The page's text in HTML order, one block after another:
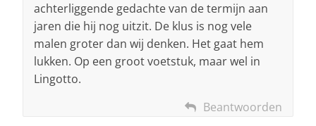
achterliggende gedachte van de termijn aan
jaren die hij nog uitzit. De klus is nog vele
malen groter dan wij denken. Het gaat hem
lukken. Op een groot voetstuk, maar wel in
Lingotto.
Beantwoorden